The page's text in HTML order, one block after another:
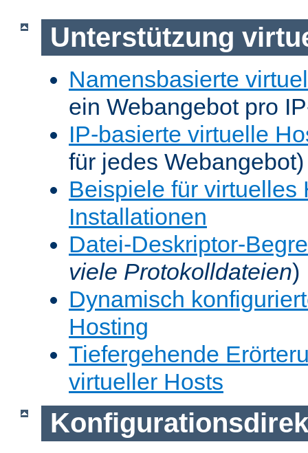
Unterstützung
Namensbasierte
ein Webangebot pro
IP-basierte virtuelle
für jedes Webangebot)
Beispiele für virtuelles
Installationen
Datei-Deskriptor-
viele Protokolldateien)
Dynamisch
Hosting
Tiefergehende
virtueller Hosts